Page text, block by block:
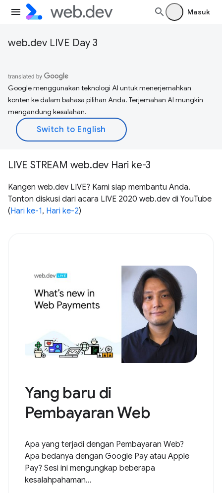
Masuk
web.dev LIVE Day 3
Google menggunakan teknologi AI untuk menerjemahkan
konten ke dalam bahasa pilihan Anda. Terjemahan AI mungkin
mengandung kesalahan.
LIVE STREAM web.dev Hari ke-3
Kangen web.dev LIVE? Kami siap membantu Anda.
Tonton diskusi dari acara LIVE 2020 web.dev di YouTube
(Hari ke-1, Hari ke-2)
Yang baru di
Pembayaran Web
Apa yang terjadi dengan Pembayaran Web?
Apa bedanya dengan Google Pay atau Apple
Pay? Sesi ini mengungkap beberapa
kesalahpahaman...